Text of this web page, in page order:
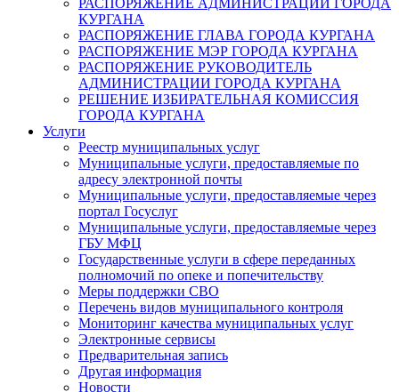
РАСПОРЯЖЕНИЕ АДМИНИСТРАЦИИ ГОРОДА
КУРГАНА
РАСПОРЯЖЕНИЕ ГЛАВА ГОРОДА КУРГАНА
РАСПОРЯЖЕНИЕ МЭР ГОРОДА КУРГАНА
РАСПОРЯЖЕНИЕ РУКОВОДИТЕЛЬ
АДМИНИСТРАЦИИ ГОРОДА КУРГАНА
РЕШЕНИЕ ИЗБИРАТЕЛЬНАЯ КОМИССИЯ
ГОРОДА КУРГАНА
Услуги
Реестр муниципальных услуг
Муниципальные услуги, предоставляемые по
адресу электронной почты
Муниципальные услуги, предоставляемые через
портал Госуслуг
Муниципальные услуги, предоставляемые через
ГБУ МФЦ
Государственные услуги в сфере переданных
полномочий по опеке и попечительству
Меры поддержки СВО
Перечень видов муниципального контроля
Мониторинг качества муниципальных услуг
Электронные сервисы
Предварительная запись
Другая информация
Новости